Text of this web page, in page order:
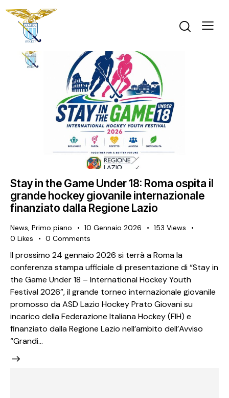
Stay in the Game Under 18: Roma ospita il
grande hockey giovanile internazionale
finanziato dalla Regione Lazio
News, Primo piano 10 Gennaio 2026 153 Views
0 Likes 0 Comments
Il prossimo 24 gennaio 2026 si terrà a Roma la
conferenza stampa ufficiale di presentazione di “Stay in
the Game Under 18 – International Hockey Youth
Festival 2026”, il grande torneo internazionale giovanile
promosso da ASD Lazio Hockey Prato Giovani su
incarico della Federazione Italiana Hockey (FIH) e
finanziato dalla Regione Lazio nell’ambito dell’Avviso
“Grandi…